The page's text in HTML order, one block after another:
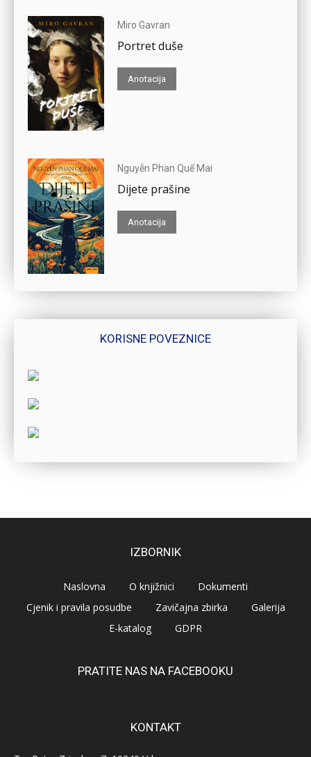
Miro Gavran
Portret duše
Anotacija
Nguyễn Phan Quế Mai
Dijete prašine
Anotacija
KORISNE POVEZNICE
IZBORNIK
Naslovna O knjižnici
Dokumenti
Cjenik i pravila posudbe
Zavičajna zbirka
Galerija
E-katalog
GDPR
PRATITE NAS NA FACEBOOKU
KONTAKT